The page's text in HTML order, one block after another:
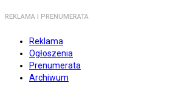
REKLAMA I PRENUMERATA
Reklama
Ogłoszenia
Prenumerata
Archiwum